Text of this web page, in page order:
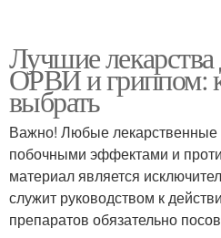
Лучшие
ОРВИ и гриппом:
выбрать
Важно! Любые
побочными эффектами и
материал является
служит руководством к
препаратов обязательно